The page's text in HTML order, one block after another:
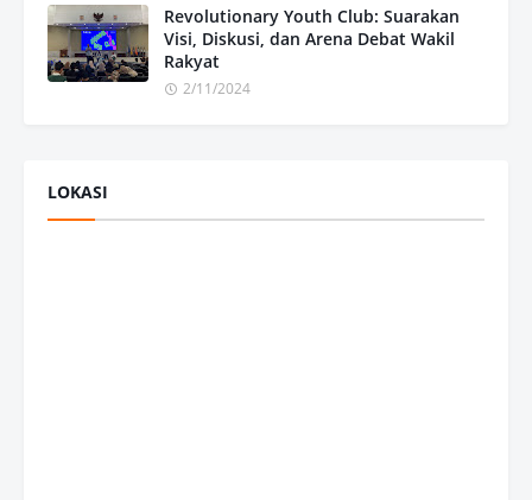
Revolutionary Youth Club: Suarakan
Visi, Diskusi, dan Arena Debat Wakil
Rakyat
2/11/2024
LOKASI